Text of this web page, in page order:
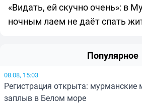
«Видать, ей скучно очень»: в
ночным лаем не даёт спать
Популярное
08.08, 15:03
Регистрация открыта: мурманские
заплыв в Белом море